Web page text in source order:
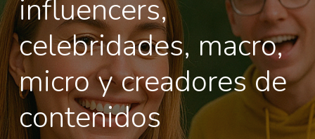
influencers,
celebridades, macro,
micro y creadores de
contenidos